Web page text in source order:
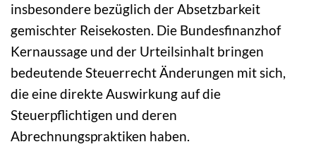
insbesondere bezüglich der Absetzbarkeit
gemischter Reisekosten. Die Bundesfinanzhof
Kernaussage und der Urteilsinhalt bringen
bedeutende Steuerrecht Änderungen mit sich,
die eine direkte Auswirkung auf die
Steuerpflichtigen und deren
Abrechnungspraktiken haben.